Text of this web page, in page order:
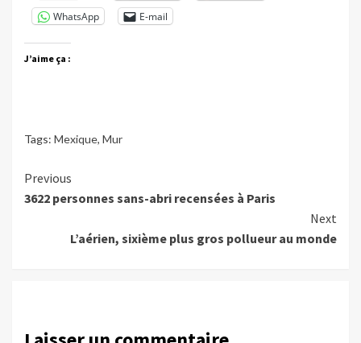
WhatsApp
E-mail
J’aime ça :
Tags: Mexique, Mur
Continue
Reading
Previous
3622 personnes sans-abri recensées à Paris
Next
L’aérien, sixième plus gros pollueur au monde